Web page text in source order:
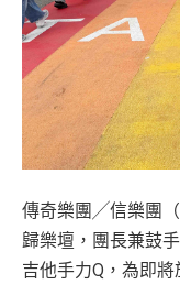
傳奇樂團╱信樂團
歸樂壇，團長兼鼓